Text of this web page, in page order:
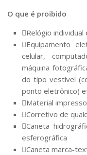
O que é proibido
Relógio
Equipamento
celular,
máquina
do tipo vestível
ponto eletrônico)
Material
Corretivo de
Caneta
esferográfica
Caneta marca-